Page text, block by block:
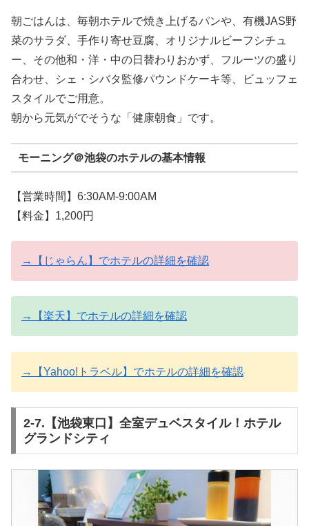
朝ごはんは、毎朝ホテルで焼き上げるパンや、有機JAS野
菜のサラダ、手作り寄せ豆腐、オリジナルビーフシチュ
ー、その他和・洋・中の日替わりおかず、フルーツの盛り
合わせ、シェ・シバタ監修パウンドケーキ等、ビュッフェ
スタイルでご用意。
朝から元気がでそうな「健康朝食」です。
モーニング＠池袋のホテルの基本情報
【営業時間】6:30AM-9:00AM
【料金】1,200円
→【じゃらん】でホテルの詳細を確認
→【楽天】でホテルの詳細を確認
→【Yahoo!トラベル】でホテルの詳細を確認
2-7.【池袋東口】全室デュベスタイル！ホテル
グランドシティ